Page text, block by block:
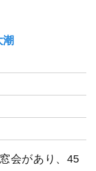
会があり、45